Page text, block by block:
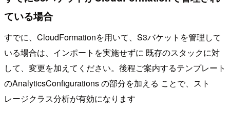
ている場合
すでに、CloudFormationを用いて、S3バケットを管理して
いる場合は、インポートを実施せずに 既存のスタックに対
して、変更を加えてください。後程ご案内するテンプレート
のAnalyticsConfigurations の部分を加える ことで、スト
レージクラス分析が有効になります